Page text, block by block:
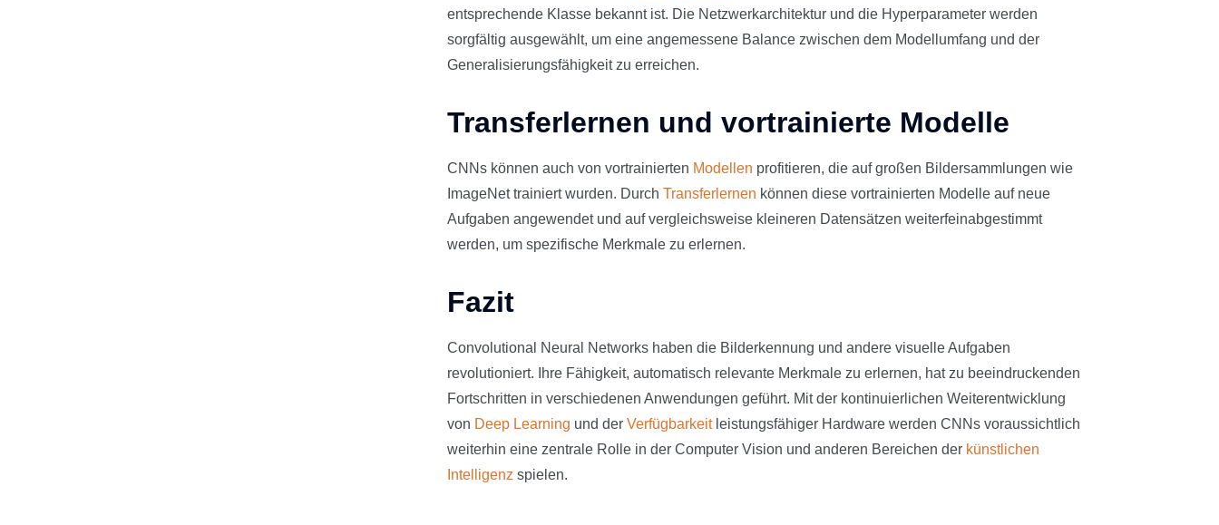
entsprechende Klasse bekannt ist. Die Netzwerkarchitektur und die Hyperparameter werden
sorgfältig ausgewählt, um eine angemessene Balance zwischen dem Modellumfang und der
Generalisierungsfähigkeit zu erreichen.
Transferlernen und vortrainierte Modelle
CNNs können auch von vortrainierten Modellen profitieren, die auf großen Bildersammlungen wie
ImageNet trainiert wurden. DurchTransferlernen können diese vortrainierten Modelle auf neue
Aufgaben angewendet und auf vergleichsweise kleineren Datensätzen weiterfeinabgestimmt
werden, um spezifische Merkmale zu erlernen.
Fazit
Convolutional Neural Networks haben die Bilderkennung und andere visuelle Aufgaben
revolutioniert. Ihre Fähigkeit, automatisch relevante Merkmale zu erlernen, hat zu beeindruckenden
Fortschritten in verschiedenen Anwendungen geführt. Mit der kontinuierlichen Weiterentwicklung
von Deep Learning und derVerfügbarkeitleistungsfähiger Hardware werden CNNs voraussichtlich
weiterhin eine zentrale Rolle in der Computer Vision und anderen Bereichen der künstlichen
Intelligenz spielen.